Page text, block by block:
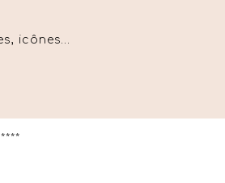
icônes…